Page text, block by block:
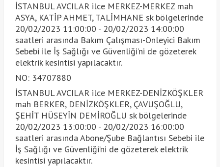
İSTANBUL AVCILAR ilce MERKEZ-MERKEZ mah
ASYA, KATİP AHMET, TALİMHANE sk bölgelerinde
20/02/2023 11:00:00 - 20/02/2023 14:00:00
saatleri arasında Bakım Çalışması-Önleyici Bakım
Sebebi ile İş Sağlığı ve Güvenliği’ni de gözeterek
elektrik kesintisi yapılacaktır.
NO: 34707880
İSTANBUL AVCILAR ilce MERKEZ-DENİZKÖŞKLER
mah BERKER, DENİZKÖŞKLER, ÇAVUŞOĞLU,
ŞEHİT HÜSEYİN DEMİROĞLU sk bölgelerinde
20/02/2023 13:00:00 - 20/02/2023 16:00:00
saatleri arasında Abone/Şube Bağlantısı Sebebi ile
İş Sağlığı ve Güvenliği’ni de gözeterek elektrik
kesintisi yapılacaktır.